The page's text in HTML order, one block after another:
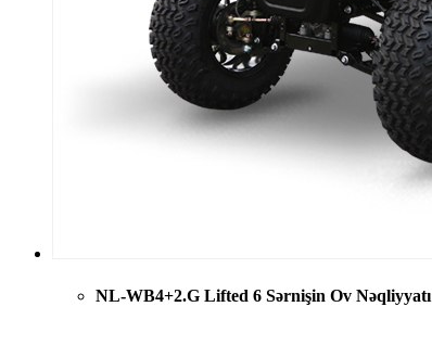
NL-WB4+2.G Lifted 6 Sərnişin Ov Nəqliyyatı